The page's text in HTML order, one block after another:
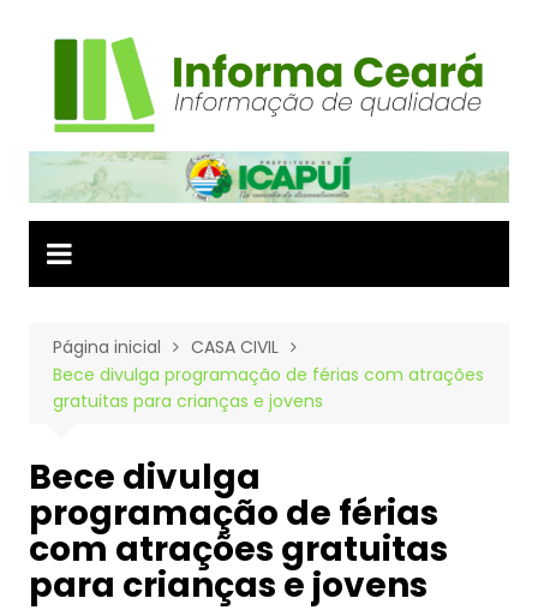
Página inicial
CASA CIVIL
Bece divulga programação de férias com atrações
gratuitas para crianças e jovens
Bece divulga
programação de férias
com atrações gratuitas
para crianças e jovens